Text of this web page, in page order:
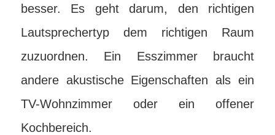
besser. Es geht darum, den richtigen
Lautsprechertyp dem richtigen Raum
zuzuordnen. Ein Esszimmer braucht
andere akustische Eigenschaften als ein
TV-Wohnzimmer oder ein offener
Kochbereich.